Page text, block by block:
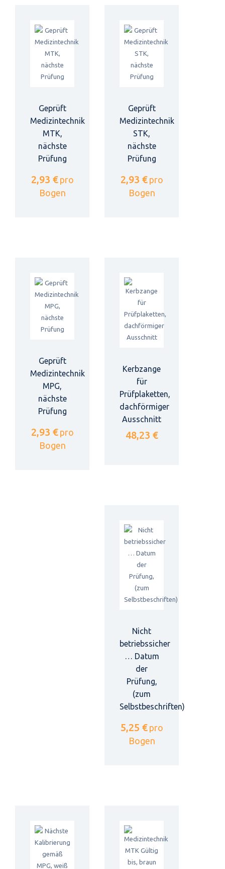
Geprüft
Medizintechnik
MTK,
nächste
Prüfung
2,93 € pro
Bogen
Geprüft
Medizintechnik
STK,
nächste
Prüfung
2,93 € pro
Bogen
Geprüft
Medizintechnik
MPG,
nächste
Prüfung
2,93 € pro
Bogen
Kerbzange
für
Prüfplaketten,
dachförmiger
Ausschnitt
48,23 €
Nicht
betriebssicher
… Datum
der
Prüfung,
(zum
Selbstbeschriften)
5,25 € pro
Bogen